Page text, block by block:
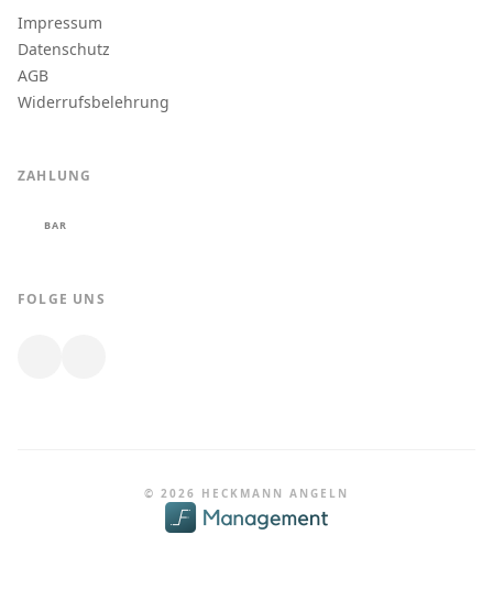
Impressum
Datenschutz
AGB
Widerrufsbelehrung
ZAHLUNG
BAR
FOLGE UNS
© 2026 HECKMANN ANGELN